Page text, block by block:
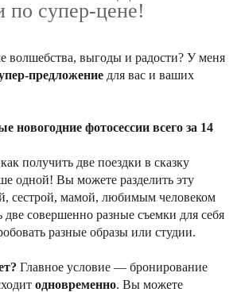
по супер-цене!
волшебства, выгоды и радости? У меня
предложение для вас и ваших
новогодние фотосессии всего за 14
получить две поездки в сказку
одной! Вы можете разделить эту
сестрой, мамой, любимым человеком
две совершенно разные съемки для себя
разные образы или студии.
Главное условие — бронирование
одновременно. Вы можете